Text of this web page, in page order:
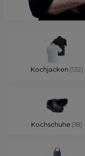
Kochjacken (132)
Kochschuhe (18)